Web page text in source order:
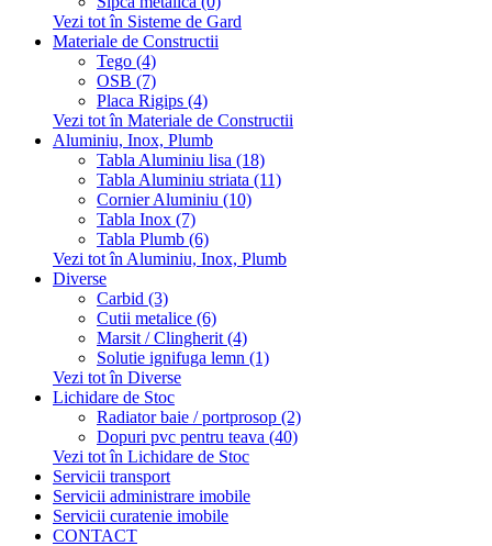
Vezi tot în Sisteme de Gard
Materiale de Constructii
Tego (4)
OSB (7)
Placa Rigips (4)
Vezi tot în Materiale de Constructii
Aluminiu, Inox, Plumb
Tabla Aluminiu lisa (18)
Tabla Aluminiu striata (11)
Cornier Aluminiu (10)
Tabla Inox (7)
Tabla Plumb (6)
Vezi tot în Aluminiu, Inox, Plumb
Diverse
Carbid (3)
Cutii metalice (6)
Marsit / Clingherit (4)
Solutie ignifuga lemn (1)
Vezi tot în Diverse
Lichidare de Stoc
Radiator baie / portprosop (2)
Dopuri pvc pentru teava (40)
Vezi tot în Lichidare de Stoc
Servicii transport
Servicii administrare imobile
Servicii curatenie imobile
CONTACT